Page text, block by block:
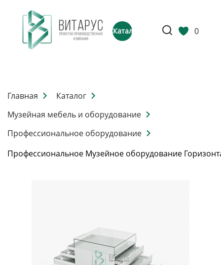
Каталог 0
Главная
Каталог
Музейная мебель и оборудование
Профессиональное оборудование
Профессиональное Музейное оборудование